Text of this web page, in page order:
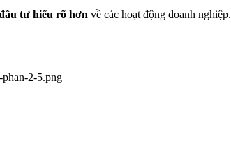
tư hiểu rõ hơn về các hoạt động doanh nghiệp.